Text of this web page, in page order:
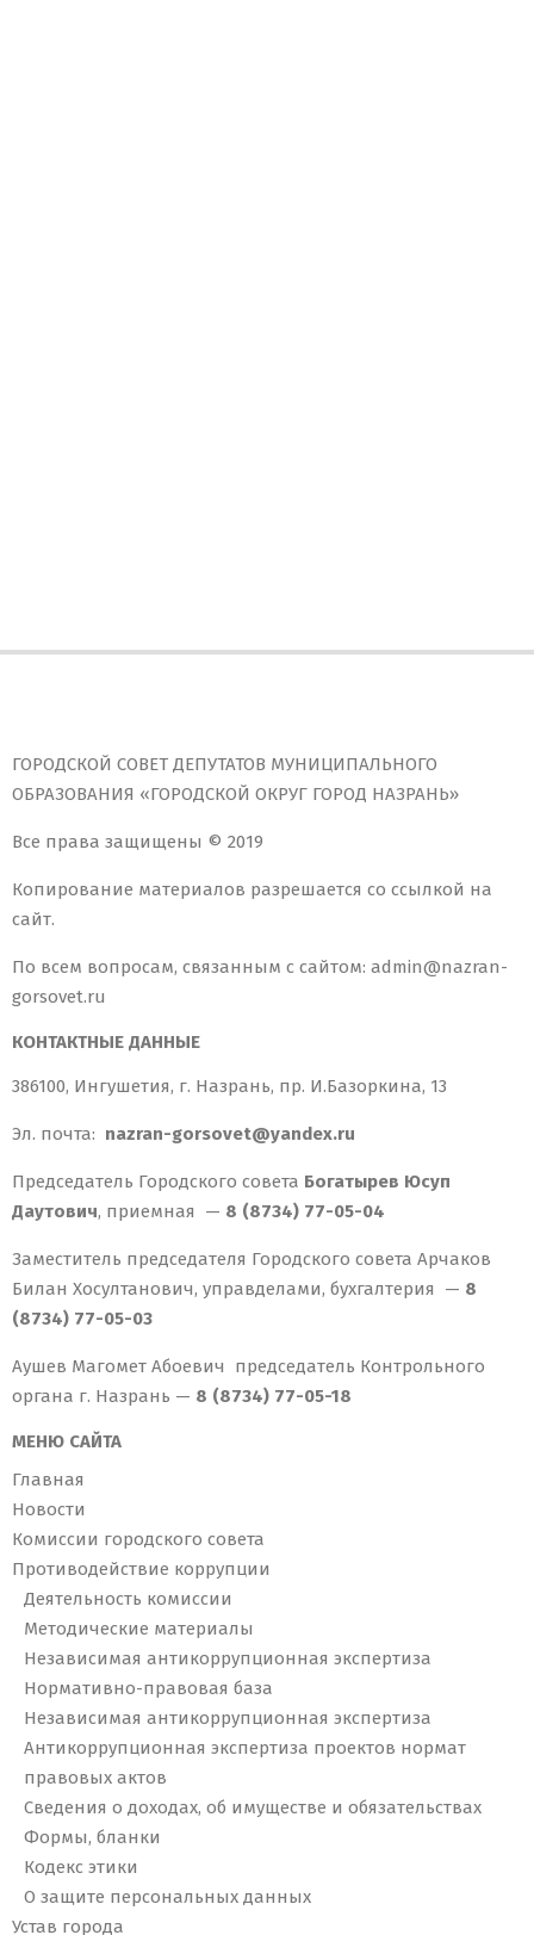
ГОРОДСКОЙ СОВЕТ ДЕПУТАТОВ МУНИЦИПАЛЬНОГО
ОБРАЗОВАНИЯ «ГОРОДСКОЙ ОКРУГ ГОРОД НАЗРАНЬ»
Все права защищены © 2019
Копирование материалов разрешается со ссылкой на
сайт.
По всем вопросам, связанным с сайтом: admin@nazran-
gorsovet.ru
КОНТАКТНЫЕ ДАННЫЕ
386100, Ингушетия, г. Назрань, пр. И.Базоркина, 13
Эл. почта: nazran-gorsovet@yandex.ru
Председатель Городского совета Богатырев Юсуп
Даутович, приемная — 8 (8734) 77-05-04
Заместитель председателя Городского совета Арчаков
Билан Хосултанович, управделами, бухгалтерия — 8
(8734) 77-05-03
Аушев Магомет Абоевич председатель Контрольного
органа г. Назрань — 8 (8734) 77-05-18
МЕНЮ САЙТА
Главная
Новости
Комиссии городского совета
Противодействие коррупции
Деятельность комиссии
Методические материалы
Независимая антикоррупционная экспертиза
Нормативно-правовая база
Независимая антикоррупционная экспертиза
Антикоррупционная экспертиза проектов нормат
правовых актов
Сведения о доходах, об имуществе и обязательствах
Формы, бланки
Кодекс этики
О защите персональных данных
Устав города